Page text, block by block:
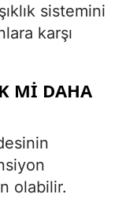
sistemini
karşı
MI DAHA
olabilir.